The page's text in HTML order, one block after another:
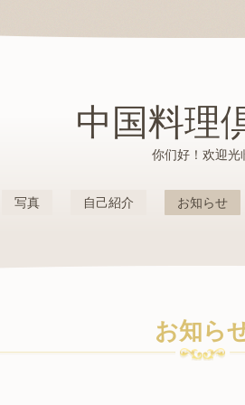
中国料理
你们好！欢迎光
写真 自己紹介 お知らせ
お知ら